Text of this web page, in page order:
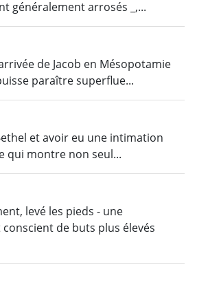
généralement arrosés _,...
de Jacob en Mésopotamie
paraître superflue...
et avoir eu une intimation
qui montre non seul...
levé les pieds - une
de buts plus élevés